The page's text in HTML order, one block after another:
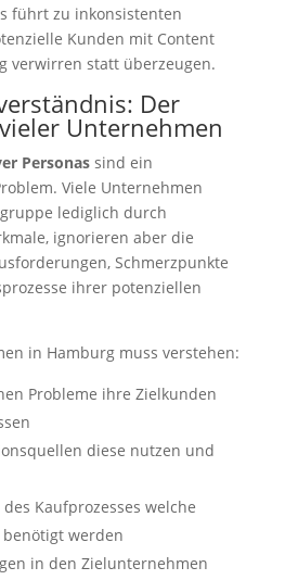
führt zu inkonsistenten
Kunden mit Content
verwirren statt überzeugen.
Der
Unternehmen
Personassind ein
Viele Unternehmen
lediglich durch
ignorieren aber die
Schmerzpunkte
ihrer potenziellen
in Hamburg muss verstehen:
Probleme ihre Zielkunden
diese nutzen und
Kaufprozesses welche
werden
in den Zielunternehmen